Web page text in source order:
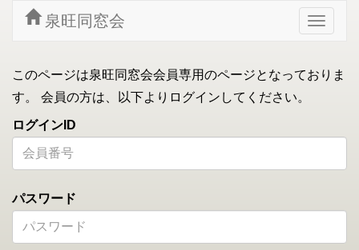
Toggle
泉旺同窓会
このページは泉旺同窓会会員専用のページとなっておりま
す。 会員の方は、以下よりログインしてください。
ログインID
パスワード